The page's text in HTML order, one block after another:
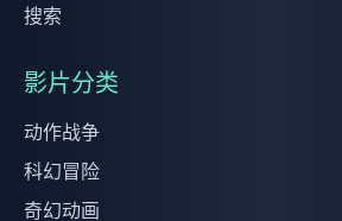
搜索
影片分类
动作战争
科幻冒险
奇幻动画